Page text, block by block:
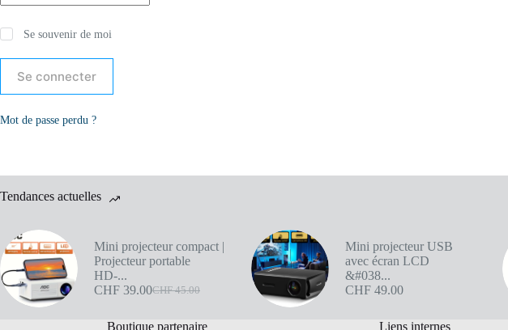
Se souvenir de moi
Se connecter
Mot de passe perdu ?
Tendances actuelles
Mini projecteur compact |
Projecteur portable
HD-...
CHF45.00
CHF 39.00
Mini projecteur USB
avec écran LCD
&#038...
CHF49.00
Boutique partenaire Liens internes